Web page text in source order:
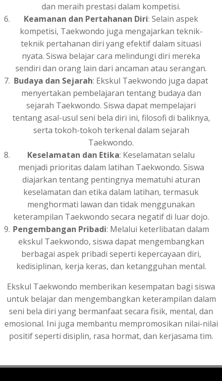
dan meraih prestasi dalam kompetisi.
Keamanan dan Pertahanan Diri: Selain aspek
kompetisi, Taekwondo juga mengajarkan teknik-
teknik pertahanan diri yang efektif dalam situasi
nyata. Siswa belajar cara melindungi diri mereka
sendiri dan orang lain dari ancaman atau serangan.
Budaya dan Sejarah: Ekskul Taekwondo juga dapat
menyertakan pembelajaran tentang budaya dan
sejarah Taekwondo. Siswa dapat mempelajari
tentang asal-usul seni bela diri ini, filosofi di baliknya,
serta tokoh-tokoh terkenal dalam sejarah
Taekwondo.
Keselamatan dan Etika: Keselamatan selalu
menjadi prioritas dalam latihan Taekwondo. Siswa
diajarkan tentang pentingnya mematuhi aturan
keselamatan dan etika dalam latihan, termasuk
menghormati lawan dan tidak menggunakan
keterampilan Taekwondo secara negatif di luar dojo.
Pengembangan Pribadi: Melalui keterlibatan dalam
ekskul Taekwondo, siswa dapat mengembangkan
berbagai aspek pribadi seperti kepercayaan diri,
kedisiplinan, kerja keras, dan ketangguhan mental.
Ekskul Taekwondo memberikan kesempatan bagi siswa
untuk belajar dan mengembangkan keterampilan dalam
seni bela diri yang bermanfaat secara fisik, mental, dan
emosional. Ini juga membantu mempromosikan nilai-nilai
positif seperti disiplin, rasa hormat, dan kerjasama tim.